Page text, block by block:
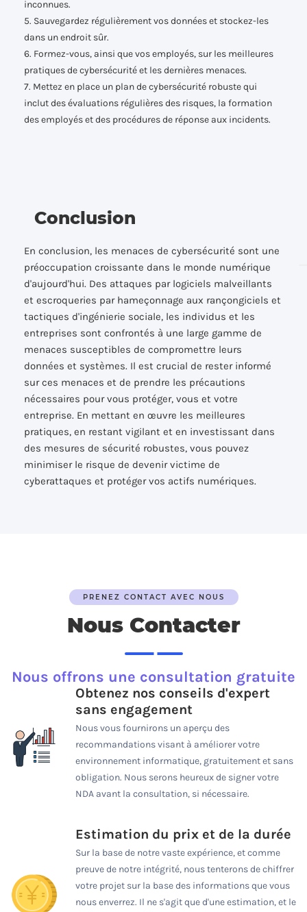
inconnues.
5. Sauvegardez régulièrement vos données et stockez-les
dans un endroit sûr.
6. Formez-vous, ainsi que vos employés, sur les meilleures
pratiques de cybersécurité et les dernières menaces.
7. Mettez en place un plan de cybersécurité robuste qui
inclut des évaluations régulières des risques, la formation
des employés et des procédures de réponse aux incidents.
Conclusion
En conclusion, les menaces de cybersécurité sont une
préoccupation croissante dans le monde numérique
d'aujourd'hui. Des attaques par logiciels malveillants
et escroqueries par hameçonnage aux rançongiciels et
tactiques d'ingénierie sociale, les individus et les
entreprises sont confrontés à une large gamme de
menaces susceptibles de compromettre leurs
données et systèmes. Il est crucial de rester informé
sur ces menaces et de prendre les précautions
nécessaires pour vous protéger, vous et votre
entreprise. En mettant en œuvre les meilleures
pratiques, en restant vigilant et en investissant dans
des mesures de sécurité robustes, vous pouvez
minimiser le risque de devenir victime de
cyberattaques et protéger vos actifs numériques.
PRENEZ CONTACT AVEC NOUS
Nous Contacter
Nous offrons une consultation gratuite
Obtenez nos conseils d'expert
sans engagement
Nous vous fournirons un aperçu des
recommandations visant à améliorer votre
environnement informatique, gratuitement et sans
obligation. Nous serons heureux de signer votre
NDA avant la consultation, si nécessaire.
Estimation du prix et de la durée
Sur la base de notre vaste expérience, et comme
preuve de notre intégrité, nous tenterons de chiffrer
votre projet sur la base des informations que vous
nous enverrez. Il ne s'agit que d'une estimation, et le